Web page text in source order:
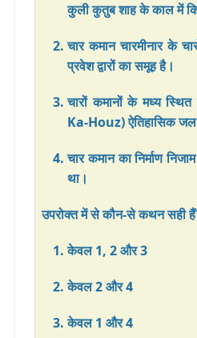
कुली कुतुब शाह के काल में
चार कमान चारमीनार के
प्रवेश द्वारों का समूह है।
चारों कमानों के मध्य
Ka-Houz) ऐतिहासिक जल
चार कमान का निर्माण
था।
उपरोक्त में से कौन-से कथन सही
केवल 1, 2 और 3
केवल 2 और 4
केवल 1 और 4